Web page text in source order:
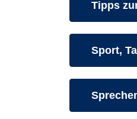
Kurse
Tipps
Kurse
Sport,
Kurse